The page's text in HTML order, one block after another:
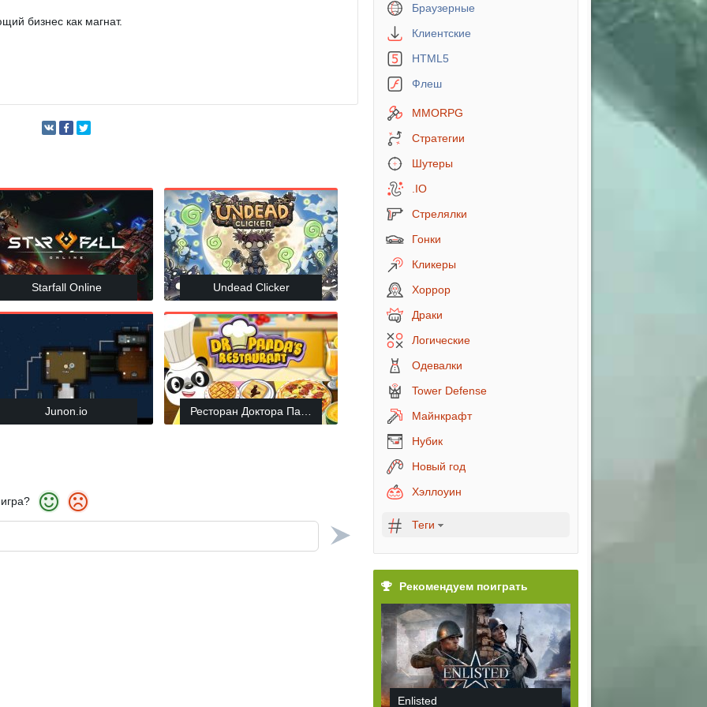
бизнес как магнат.
Starfall Online Undead Clicker
Junon.io Ресторан Доктора Панды
Браузерные
Клиентские
HTML5
Флеш
MMORPG
Стратегии
Шутеры
.IO
Стрелялки
Гонки
Кликеры
Хоррор
Драки
Логические
Одевалки
Tower Defense
Майнкрафт
Нубик
Новый год
Хэллоуин
Теги
Рекомендуем поиграть
Enlisted